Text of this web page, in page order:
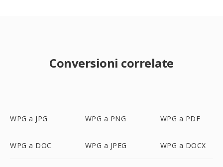
Conversioni correlate
WPG a JPG WPG a PNG WPG a PDF
WPG a DOC WPG a JPEG WPG a DOCX